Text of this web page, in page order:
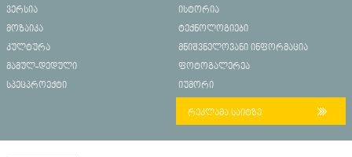
ვერსია
ისტორია
მოზაიკა
ტექნოლოგიები
კულტურა
მნიშვნელოვანი ინფორმაცია
მამულ-დედული
ფოტოგალერეა
სპეცპროექტი
იუმორი
რეკლამა საიტზე